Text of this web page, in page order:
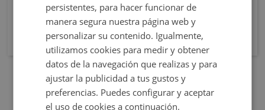
persistentes, para hacer funcionar de
manera segura nuestra página web y
personalizar su contenido. Igualmente,
utilizamos cookies para medir y obtener
datos de la navegación que realizas y para
ajustar la publicidad a tus gustos y
preferencias. Puedes configurar y aceptar
el uso de cookies a continuación.